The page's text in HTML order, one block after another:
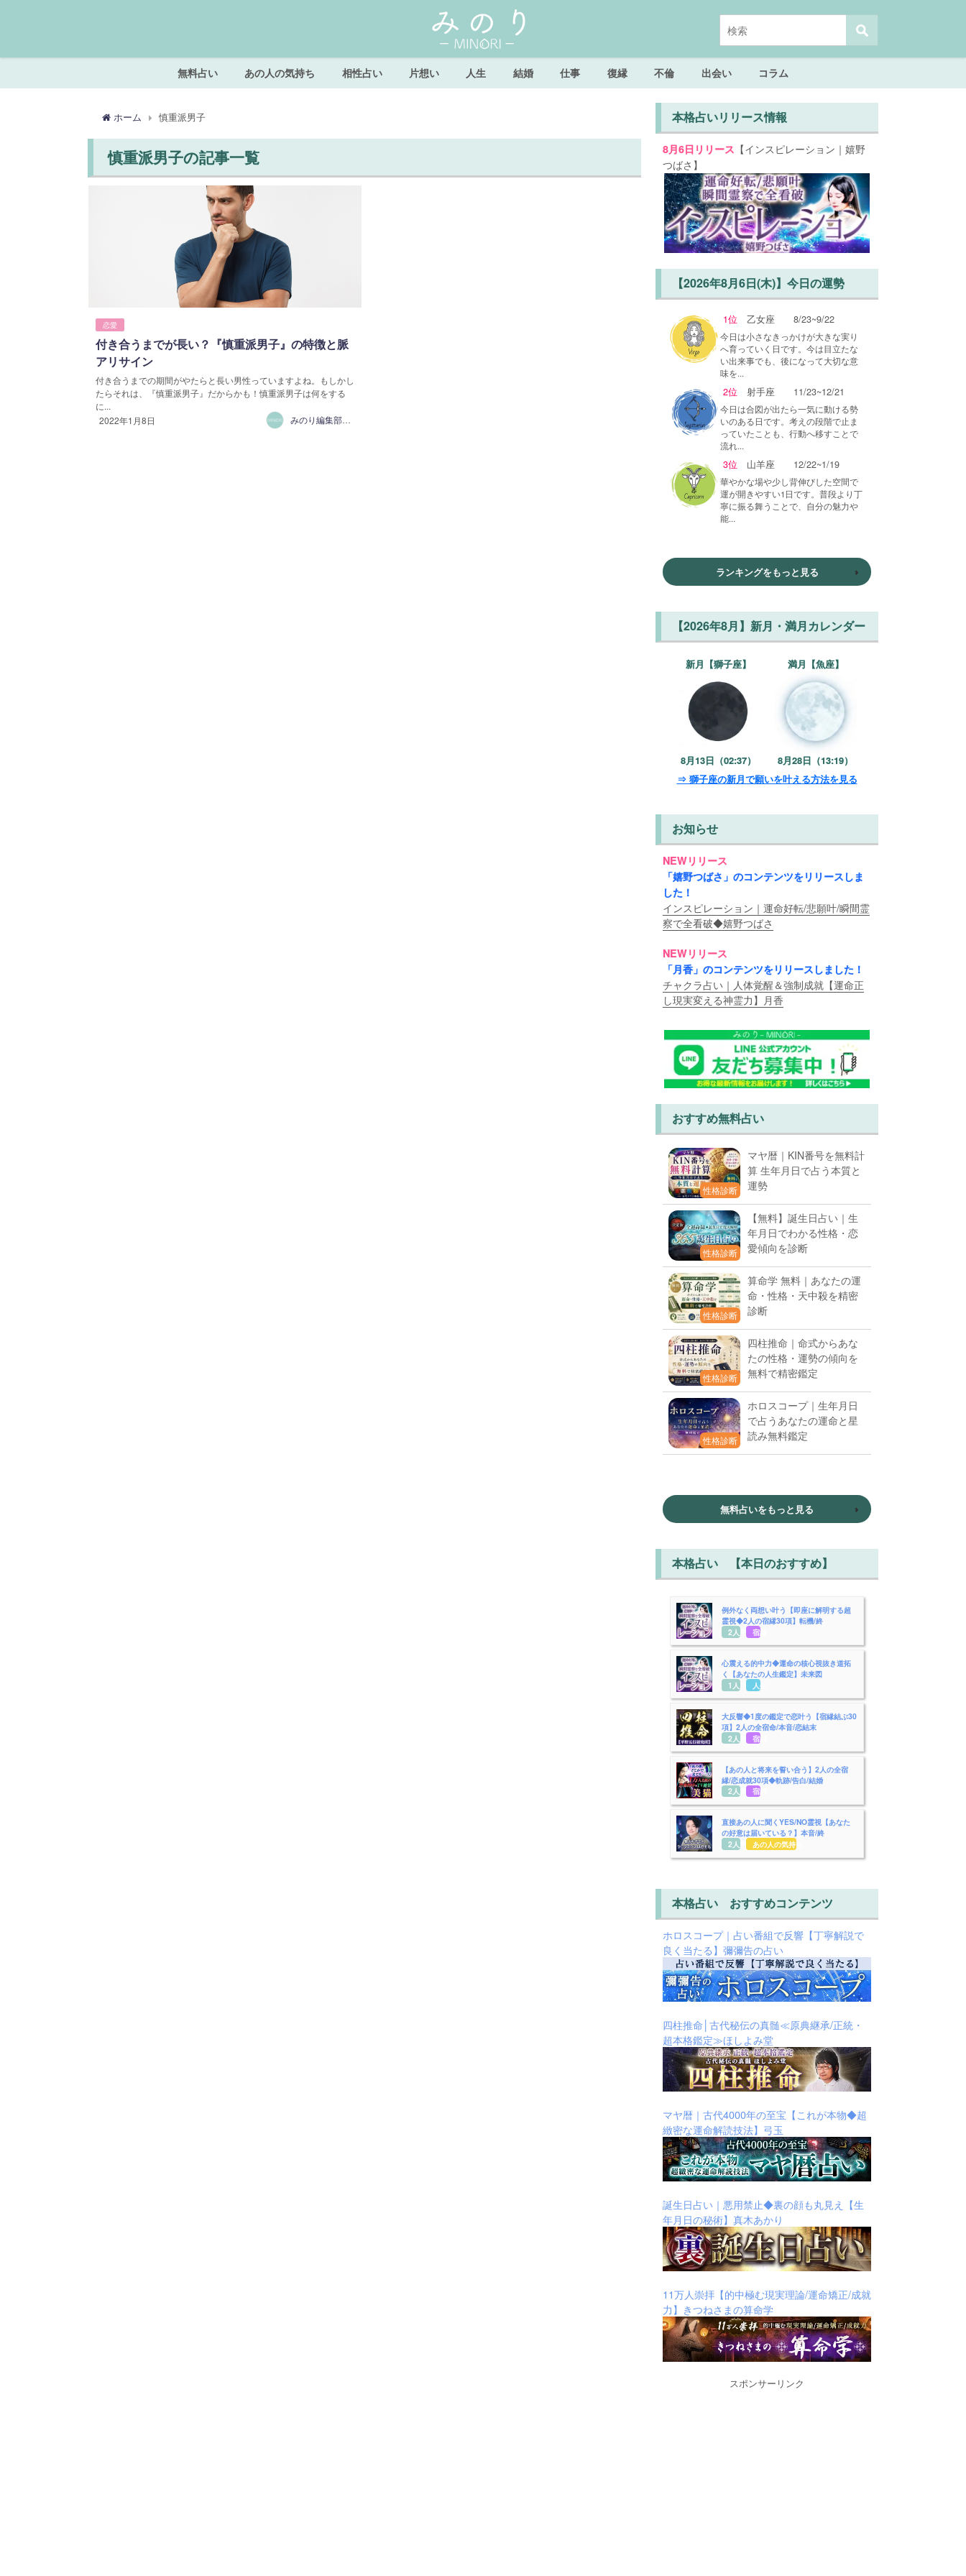
無料占い あの人の気持ち 相性占い 片想い 人生 結婚 仕事 復縁 不倫 出会い コラム
ホーム 慎重派男子
慎重派男子の記事一覧
恋愛
付き合うまでが長い？『慎重派男子』の特徴と脈
アリサイン
付き合うまでの期間がやたらと長い男性っていますよね。もしかし
たらそれは、『慎重派男子』だからかも！慎重派男子は何をする
に...
2022年1月8日
みのり編集部【モモ】
本格占いリリース情報
8月6日リリース 【インスピレーション｜嬉野
つばさ】
【2026年8月6日(木)】今日の運勢
1位 乙女座 8/23~9/22
今日は小さなきっかけが大きな実り
へ育っていく日です。今は目立たな
い出来事でも、後になって大切な意
味を...
2位 射手座 11/23~12/21
今日は合図が出たら一気に動ける勢
いのある日です。考えの段階で止ま
っていたことも、行動へ移すことで
流れ...
3位 山羊座 12/22~1/19
華やかな場や少し背伸びした空間で
運が開きやすい1日です。普段より丁
寧に振る舞うことで、自分の魅力や
能...
ランキングをもっと見る
【2026年8月】新月・満月カレンダー
新月【獅子座】
8月13日（02:37）
満月【魚座】
8月28日（13:19）
⇒ 獅子座の新月で願いを叶える方法を見る
お知らせ
NEWリリース
「嬉野つばさ」のコンテンツをリリースしま
した！
インスピレーション｜運命好転/悲願叶/瞬間霊
察で全看破◆嬉野つばさ
NEWリリース
「月香」のコンテンツをリリースしました！
チャクラ占い｜人体覚醒＆強制成就【運命正
し現実変える神霊力】月香
おすすめ無料占い
性格診断
マヤ暦｜KIN番号を無料計
算 生年月日で占う本質と
運勢
性格診断
【無料】誕生日占い｜生
年月日でわかる性格・恋
愛傾向を診断
性格診断
算命学 無料｜あなたの運
命・性格・天中殺を精密
診断
性格診断
四柱推命｜命式からあな
たの性格・運勢の傾向を
無料で精密鑑定
性格診断
ホロスコープ｜生年月日
で占うあなたの運命と星
読み無料鑑定
無料占いをもっと見る
本格占い 【本日のおすすめ】
例外なく両想い叶う【即座に解明する超
霊視◆2人の宿縁30項】転機/終
2人用 宿縁
心震える的中力◆運命の核心視抜き道拓
く【あなたの人生鑑定】未来図
1人用
人生
大反響◆1度の鑑定で恋叶う【宿縁結ぶ30
項】2人の全宿命/本音/恋結末
2人用 宿縁
【あの人と将来を誓い合う】2人の全宿
縁/恋成就30項◆軌跡/告白/結婚
2人用 宿縁
直接あの人に聞くYES/NO霊視【あなた
の好意は届いている？】本音/終
2人用
あの人の気持ち
本格占い おすすめコンテンツ
ホロスコープ｜占い番組で反響【丁寧解説で
良く当たる】彌彌告の占い
四柱推命│古代秘伝の真髄≪原典継承/正統・
超本格鑑定≫ほしよみ堂
マヤ暦｜古代4000年の至宝【これが本物◆超
緻密な運命解読技法】弓玉
誕生日占い｜悪用禁止◆裏の顔も丸見え【生
年月日の秘術】真木あかり
11万人崇拝【的中極む現実理論/運命矯正/成就
力】きつねさまの算命学
スポンサーリンク